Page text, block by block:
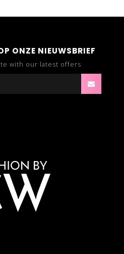
ONZE NIEUWSBRIEF
with our latest offers